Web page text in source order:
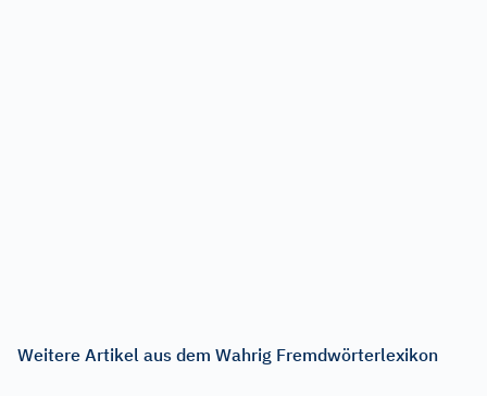
Weitere Artikel aus dem Wahrig Fremdwörterlexikon